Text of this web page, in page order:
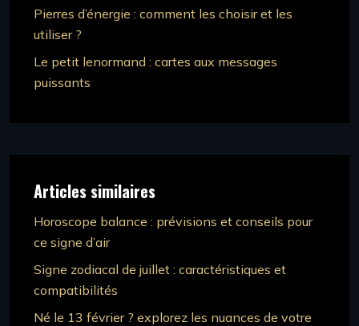
Pierres d’énergie : comment les choisir et les
utiliser ?
Le petit lenormand : cartes aux messages
puissants
Articles similaires
Horoscope balance : prévisions et conseils pour
ce signe d’air
Signe zodiacal de juillet : caractéristiques et
compatibilités
Né le 13 février ? explorez les nuances de votre